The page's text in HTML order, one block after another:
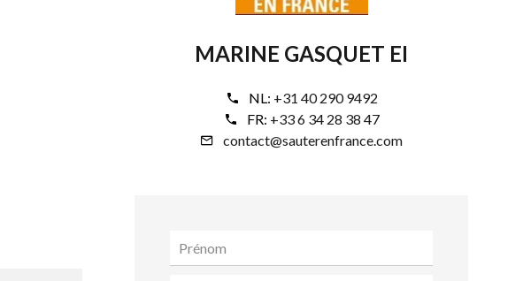
MARINE GASQUET EI
NL: +31 40 290 9492
FR: +33 6 34 28 38 47
contact@sauterenfrance.com